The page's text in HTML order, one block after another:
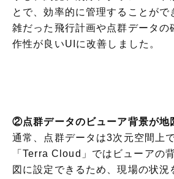
とで、効率的に管理することがで
雑だった飛行計画や点群データの
作性が良いUIに改善しました。
②点群データのビューア背景が地
通常、点群データは3次元空間上
「Terra Cloud」ではビューアの
図に設定できるため、現場の状況